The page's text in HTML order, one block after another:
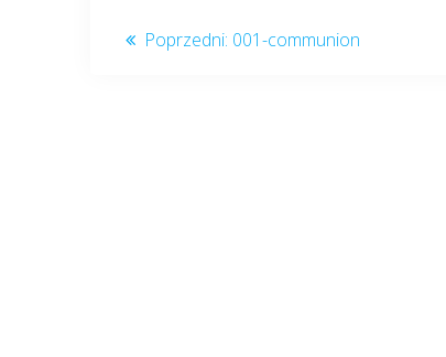
Nawigacja
Poprzedni: Poprzedni
001-communion